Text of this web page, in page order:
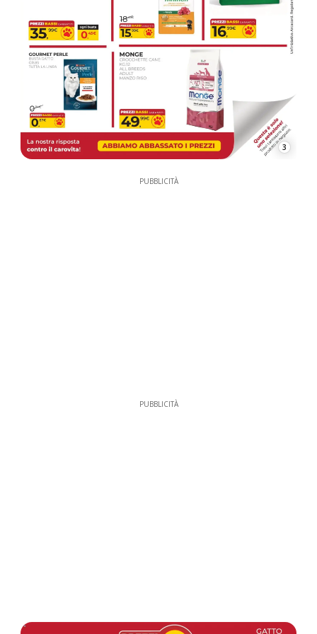
3
PUBBLICITÀ
PUBBLICITÀ